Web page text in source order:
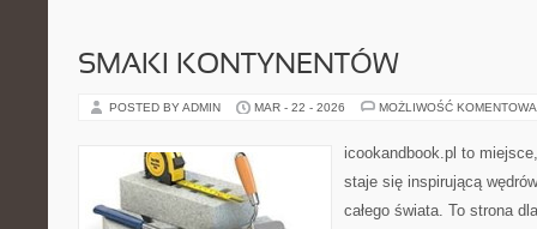
SMAKI KONTYNENTÓW
POSTED BY ADMIN MAR - 22 - 2026 MOŻLIWOŚĆ
icookandbook.pl to
staje się inspirującą
całego świata. To strona